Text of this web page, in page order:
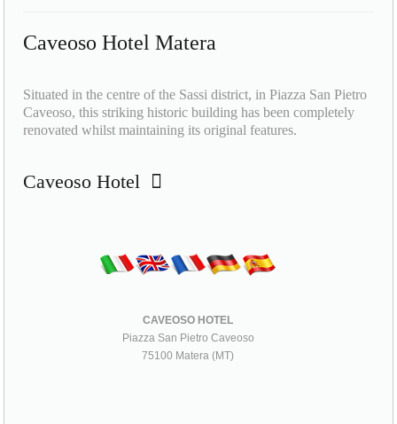
Caveoso Hotel Matera
Situated in the centre of the Sassi district, in Piazza San Pietro
Caveoso, this striking historic building has been completely
renovated whilst maintaining its original features.
Caveoso Hotel
CAVEOSO HOTEL
Piazza San Pietro Caveoso
75100 Matera (MT)